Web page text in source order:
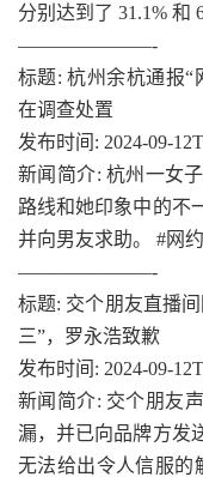
分别达到了 31.1% 和
———————-
标题: 杭州余杭通报“
在调查处置
发布时间: 2024-09-
新闻简介: 杭州一女
路线和她印象中的不
并向男友求助。 #网
———————-
标题: 交个朋友直播
三”，罗永浩致歉
发布时间: 2024-09-
新闻简介: 交个朋友
漏，并已向品牌方发
无法给出令人信服的